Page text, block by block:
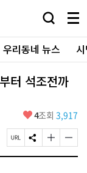
검
창
열
기
메
뉴
전
체
보
우리동네 뉴스
터 석조전까
좋
요
4조회 3,917
페
이
S
N
글
자
글
자